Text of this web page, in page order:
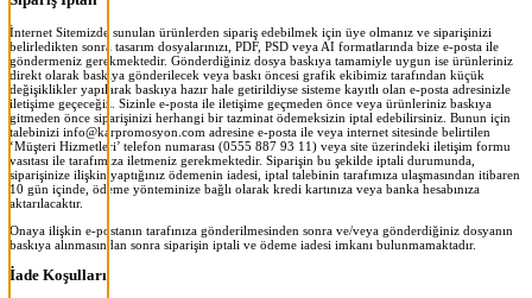
İnternet Sitemizde sunulan ürünlerden sipariş edebilmek için üye olmanız ve siparişinizi
belirledikten sonra tasarım dosyalarınızı, PDF, PSD veya AI formatlarında bize e-posta ile
göndermeniz gerekmektedir. Gönderdiğiniz dosya baskıya tamamiyle uygun ise ürünleriniz
direkt olarak baskıya gönderilecek veya baskı öncesi grafik ekibimiz tarafından küçük
değişiklikler yapılarak baskıya hazır hale getirildiyse sisteme kayıtlı olan e-posta adresinizle
iletişime geçeceğiz. Sizinle e-posta ile iletişime geçmeden önce veya ürünleriniz baskıya
gitmeden önce siparişinizi herhangi bir tazminat ödemeksizin iptal edebilirsiniz. Bunun için
talebinizi info@karpromosyon.com adresine e-posta ile veya internet sitesinde belirtilen
‘Müşteri Hizmetleri’ telefon numarası (0555 887 93 11) veya site üzerindeki iletişim formu
vasıtası ile tarafımıza iletmeniz gerekmektedir. Siparişin bu şekilde iptali durumunda,
siparişinize ilişkin yaptığınız ödemenin iadesi, iptal talebinin tarafımıza ulaşmasından itibaren
10 gün içinde, ödeme yönteminize bağlı olarak kredi kartınıza veya banka hesabınıza
aktarılacaktır.
Onaya ilişkin e-postanın tarafınıza gönderilmesinden sonra ve/veya gönderdiğiniz dosyanın
baskıya alınmasından sonra siparişin iptali ve ödeme iadesi imkanı bulunmamaktadır.
İade Koşulları